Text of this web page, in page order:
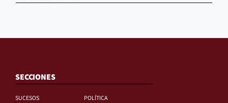
SECCIONES
SUCESOS
POLÍTICA